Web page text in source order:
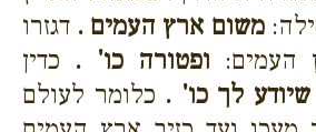
משום ארץ העמים . דגזרו
העמים: ופטורה כו' . כדין
לך כו' . כלומר לעולם